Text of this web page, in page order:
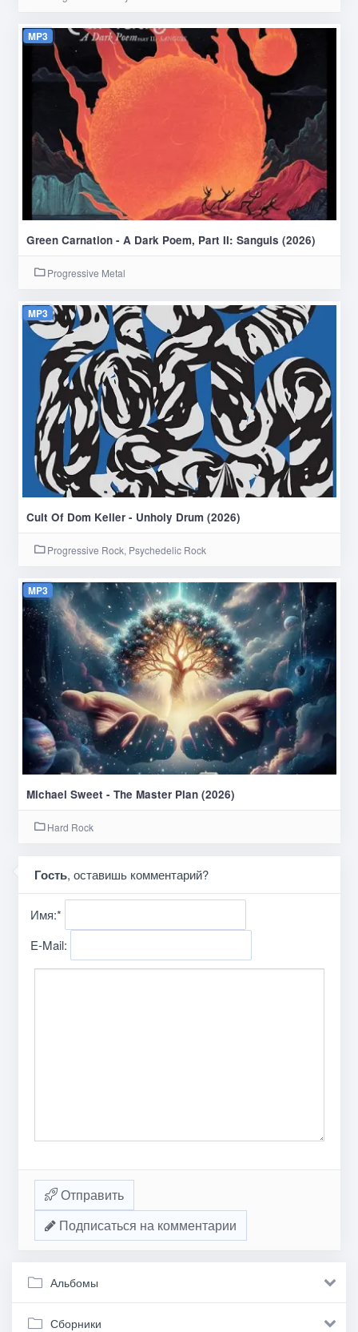
MP3
Green Carnation - A Dark Poem, Part II: Sanguis (2026)
Progressive Metal
MP3
Cult Of Dom Keller - Unholy Drum (2026)
Progressive Rock, Psychedelic Rock
MP3
Michael Sweet - The Master Plan (2026)
Hard Rock
Гость, оставишь комментарий?
Имя:*
E-Mail:
Отправить
Подписаться на комментарии
Альбомы
Сборники